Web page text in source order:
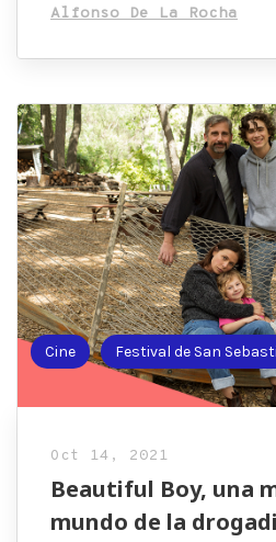
Alfonso De La Rocha
Cine Festival de San
Oct 14, 2021
Beautiful Boy, una
mundo de la